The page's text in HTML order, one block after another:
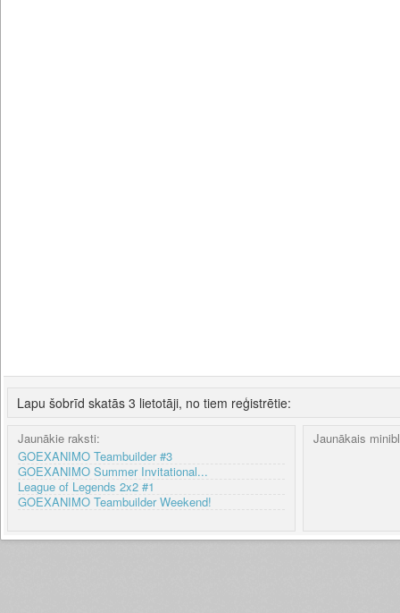
Lapu šobrīd skatās 3 lietotāji, no tiem reģistrētie:
Jaunākie raksti:
GOEXANIMO Teambuilder #3
GOEXANIMO Summer Invitational...
League of Legends 2x2 #1
GOEXANIMO Teambuilder Weekend!
Jaunākais